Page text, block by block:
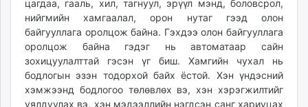
цагдаа, гааль, хил, тагнуул, эрүүл мэнд, боловсрол,
нийгмийн хамгаалал, орон нутаг гээд олон
байгууллага оролцож байна. Гэхдээ олон байгууллага
оролцож байна гэдэг нь автоматаар сайн
зохицуулалттай гэсэн үг биш. Хамгийн чухал нь
бодлогын эзэн тодорхой байх ёстой. Хэн үндэсний
хэмжээнд бодлогоо төлөвлөх вэ, хэн хэрэгжилтийг
уялдуулах вэ, хэн мэдээллийн нэгдсэн санг хариуцах